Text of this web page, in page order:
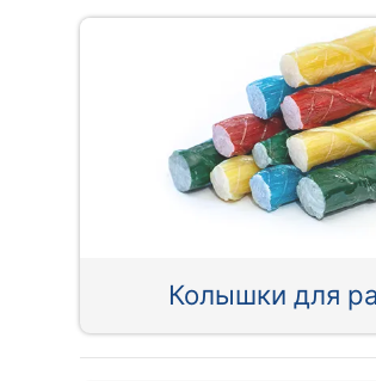
Колышки для